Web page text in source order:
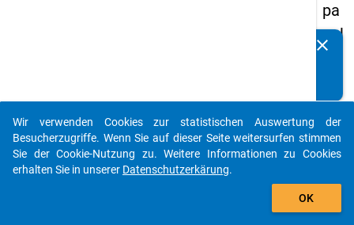
pa
nel
89
-
ers
clear
auto_stories
add_shopping_cart
Wir verwenden Cookies zur statistischen Auswertung der
Besucherzugriffe. Wenn Sie auf dieser Seite weitersurfen stimmen
Sie der Cookie-Nutzung zu. Weitere Informationen zu Cookies
erhalten Sie in unserer Datenschutzerkärung.
OK